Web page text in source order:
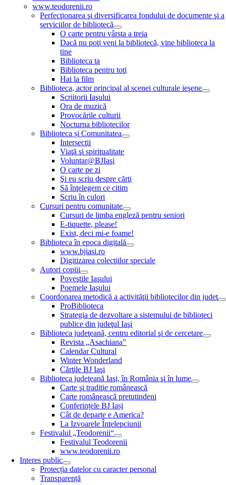
www.teodorenii.ro
Perfecţionarea şi diversificarea fondului de documente şi a
serviciilor de bibliotecă
O carte pentru vârsta a treia
Dacă nu poţi veni la bibliotecă, vine biblioteca la
tine
Biblioteca ta
Biblioteca pentru toţi
Hai la film
Biblioteca, actor principal al scenei culturale ieşene
Scriitorii Iaşului
Ora de muzică
Provocările culturii
Nocturna bibliotecilor
Biblioteca și Comunitatea
Intersecţii
Viaţă şi spiritualitate
Voluntar@BJIaşi
O carte pe zi
Şi eu scriu despre cărţi
Să înţelegem ce citim
Scriu în culori
Cursuri pentru comunitate
Cursuri de limba engleză pentru seniori
E-tiquette, please!
Exist, deci mi-e foame!
Biblioteca în epoca digitală
www.bjiasi.ro
Digitizarea colecţiilor speciale
Autori copiii
Poveştile Iaşului
Poemele Iaşului
Coordonarea metodică a activităţii bibliotecilor din judeţ
ProBiblioteca
Strategia de dezvoltare a sistemului de biblioteci
publice din judeţul Iaşi
Biblioteca judeţeană, centru editorial şi de cercetare
Revista „Asachiana”
Calendar Cultural
Winter Wonderland
Cărţile BJ Iaşi
Biblioteca judeţeană Iaşi, în România şi în lume
Carte şi tradiţie românească
Carte românească pretutindeni
Conferințele BJ Iași
Cât de departe e America?
La Izvoarele Înţelepciunii
Festivalul „Teodorenii“
Festivalul Teodorenii
www.teodorenii.ro
Interes public
Protecția datelor cu caracter personal
Transparență